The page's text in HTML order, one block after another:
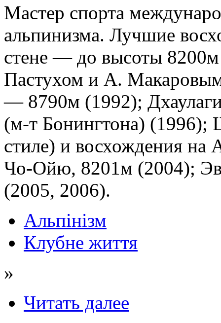
Мастер спорта
альпинизма. Лучшие
стене — до высоты
Пастухом и А.
— 8790м (1992);
(м-т Бонингтона)
стиле) и восхождения
Чо-Ойю, 8201м (2004);
(2005, 2006).
Альпінізм
Клубне життя
»
Читать далее